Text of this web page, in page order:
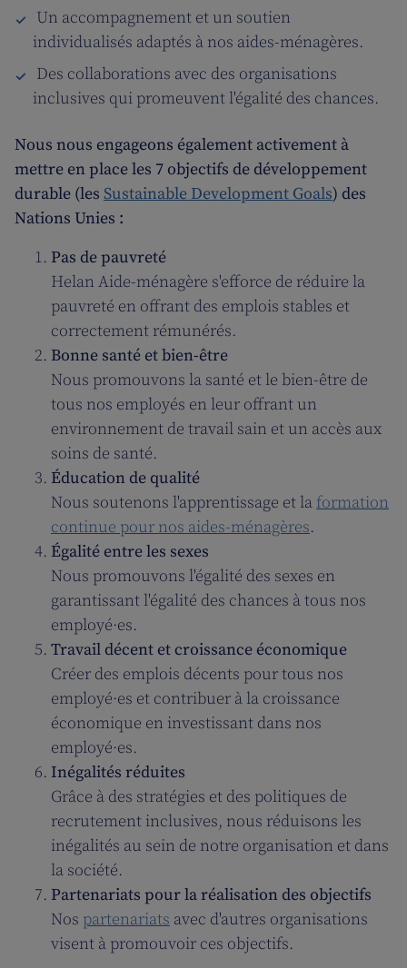
Un accompagnement et un soutien
individualisés adaptés à nos aides-ménagères.
Des collaborations avec des organisations
inclusives qui promeuvent l'égalité des chances.
Nous nous engageons également activement à
mettre en place les 7 objectifs de développement
durable (les Sustainable Development Goals) des
Nations Unies :
Pas de pauvreté
Helan Aide-ménagère s'efforce de réduire la
pauvreté en offrant des emplois stables et
correctement rémunérés.
Bonne santé et bien-être
Nous promouvons la santé et le bien-être de
tous nos employés en leur offrant un
environnement de travail sain et un accès aux
soins de santé.
Éducation de qualité
Nous soutenons l'apprentissage et la formation
continue pour nos aides-ménagères.
Égalité entre les sexes
Nous promouvons l'égalité des sexes en
garantissant l'égalité des chances à tous nos
employé·es.
Travail décent et croissance économique
Créer des emplois décents pour tous nos
employé·es et contribuer à la croissance
économique en investissant dans nos
employé·es.
Inégalités réduites
Grâce à des stratégies et des politiques de
recrutement inclusives, nous réduisons les
inégalités au sein de notre organisation et dans
la société.
Partenariats pour la réalisation des objectifs
Nos partenariats avec d'autres organisations
visent à promouvoir ces objectifs.